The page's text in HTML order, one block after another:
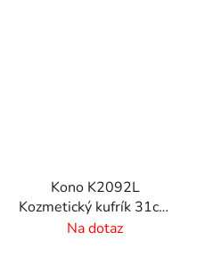
Kono K2092L
Kozmetický kufrík 31cm
Šedý Polypropylen
Na dotaz